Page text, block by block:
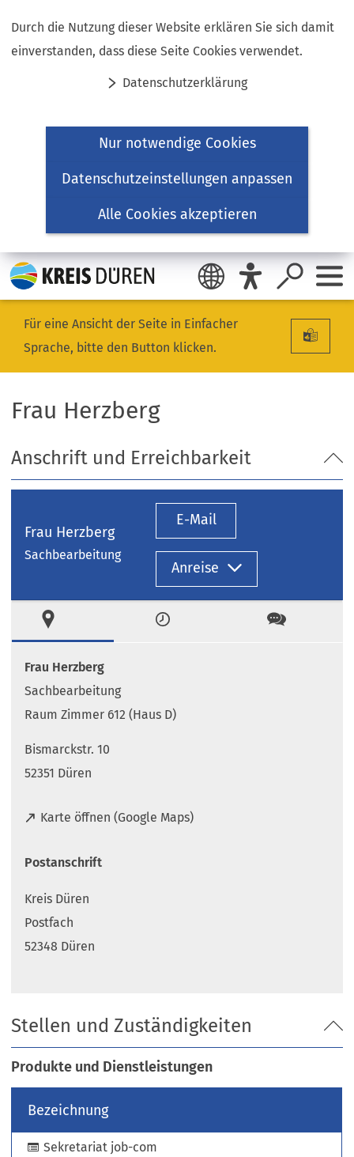
Durch die Nutzung dieser Website erklären Sie sich damit
einverstanden, dass diese Seite Cookies verwendet.
Datenschutzerklärung
Nur notwendige Cookies
Datenschutzeinstellungen anpassen
Alle Cookies akzeptieren
Inhalt anspringen
Für eine Ansicht der Seite in Einfacher
Sprache, bitte den Button klicken.
Frau Herzberg
Anschrift und Erreichbarkeit
Frau Herzberg
Sachbearbeitung
E-Mail
Anreise
Zeiten Kontakt
Frau Herzberg
Sachbearbeitung
Raum Zimmer 612 (Haus D)
Bismarckstr. 10
52351 Düren
Karte öffnen (Google Maps)
(
f
e
t
i
e
m
n
e
n
T
Postanschrift
Kreis Düren
Postfach
52348 Düren
Stellen und Zuständigkeiten
Produkte und Dienstleistungen
Bezeichnung
Sekretariat job-com